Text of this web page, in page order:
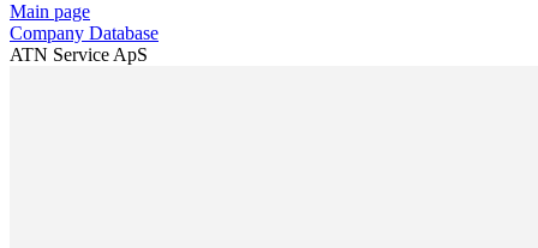
Main page
Company Database
ATN Service ApS